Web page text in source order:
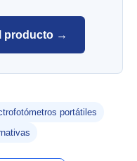
producto →
portátiles